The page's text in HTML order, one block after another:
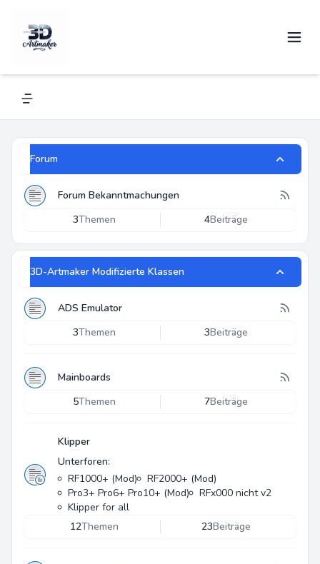
3D-Artmaker
Navigation menu
Forum
Forum Bekanntmachungen
3Themen 4Beiträge
3D-Artmaker Modifizierte Klassen
ADS Emulator
3Themen 3Beiträge
Mainboards
5Themen 7Beiträge
Klipper
Unterforen:
RF1000+ (Mod)
RF2000+ (Mod)
Pro3+ Pro6+ Pro10+ (Mod)
RFx000 nicht v2
Klipper for all
12Themen 23Beiträge